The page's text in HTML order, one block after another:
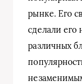
рынке. Его
сделали
различных